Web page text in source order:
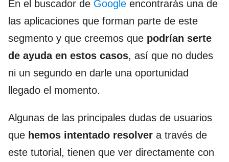
En el buscador de Google encontrarás una de
las aplicaciones que forman parte de este
segmento y que creemos que podrían serte
de ayuda en estos casos, así que no dudes
ni un segundo en darle una oportunidad
llegado el momento.
Algunas de las principales dudas de usuarios
que hemos intentado resolver a través de
este tutorial, tienen que ver directamente con